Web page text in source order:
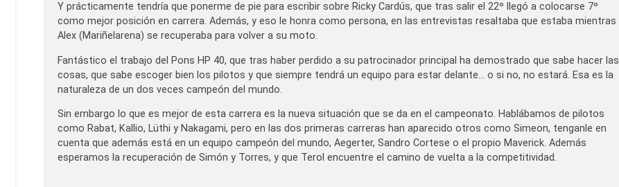
Y prácticamente tendría que ponerme de pie para escribir sobre Ricky Cardús, que tras salir el 22º llegó a colocarse 7º
como mejor posición en carrera. Además, y eso le honra como persona, en las entrevistas resaltaba que estaba mientras
Alex (Mariñelarena) se recuperaba para volver a su moto.
Fantástico el trabajo del Pons HP 40, que tras haber perdido a su patrocinador principal ha demostrado que sabe hacer las
cosas, que sabe escoger bien los pilotos y que siempre tendrá un equipo para estar delante… o si no, no estará. Esa es la
naturaleza de un dos veces campeón del mundo.
Sin embargo lo que es mejor de esta carrera es la nueva situación que se da en el campeonato. Hablábamos de pilotos
como Rabat, Kallio, Lüthi y Nakagami, pero en las dos primeras carreras han aparecido otros como Simeon, tenganle en
cuenta que además está en un equipo campeón del mundo, Aegerter, Sandro Cortese o el propio Maverick. Además
esperamos la recuperación de Simón y Torres, y que Terol encuentre el camino de vuelta a la competitividad.